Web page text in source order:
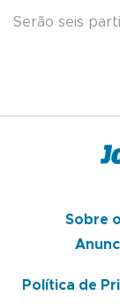
Serão seis
Sobre
Política de